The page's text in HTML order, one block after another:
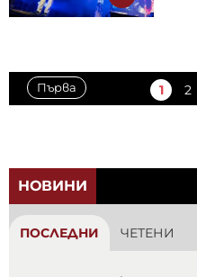
Първа 1 2
НОВИНИ
ПОСЛЕДНИ ЧЕТЕНИ